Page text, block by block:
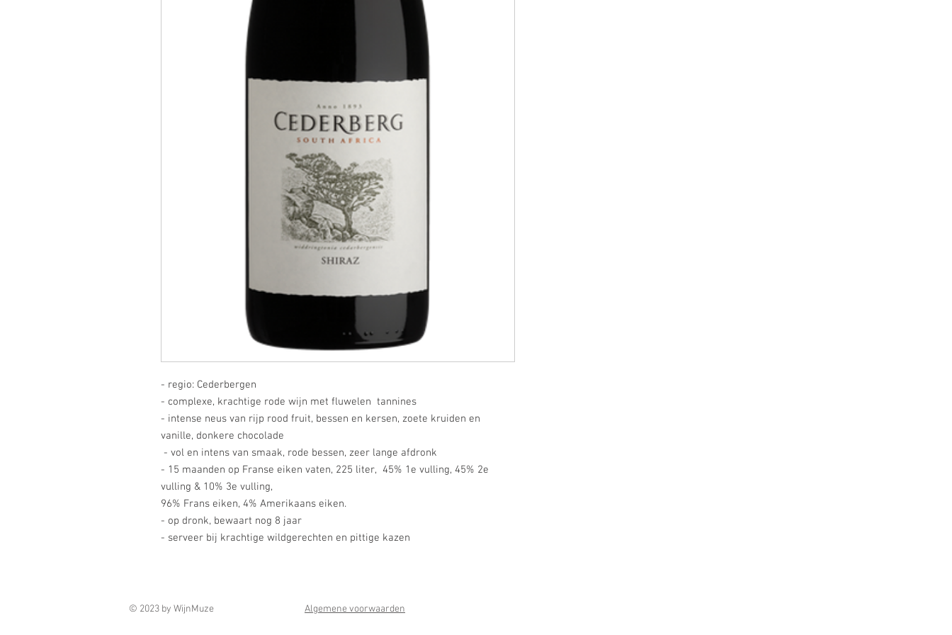
- regio: Cederbergen
- complexe, krachtige rode wijn met fluwelen tannines
- intense neus van rijp rood fruit, bessen en kersen, zoete kruiden en
vanille, donkere chocolade
- vol en intens van smaak, rode bessen, zeer lange afdronk
- 15 maanden op Franse eiken vaten, 225 liter, 45% 1e vulling, 45% 2e
vulling & 10% 3e vulling,
96% Frans eiken, 4% Amerikaans eiken.
- op dronk, bewaart nog 8 jaar
- serveer bij krachtige wildgerechten en pittige kazen
© 2023 by WijnMuze Algemene voorwaarden